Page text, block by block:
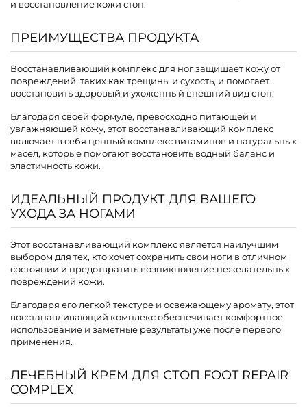
и восстановление кожи стоп.
ПРЕИМУЩЕСТВА ПРОДУКТА
Восстанавливающий комплекс для ног защищает кожу от
повреждений, таких как трещины и сухость, и помогает
восстановить здоровый и ухоженный внешний вид стоп.
Благодаря своей формуле, превосходно питающей и
увлажняющей кожу, этот восстанавливающий комплекс
включает в себя ценный комплекс витаминов и натуральных
масел, которые помогают восстановить водный баланс и
эластичность кожи.
ИДЕАЛЬНЫЙ ПРОДУКТ ДЛЯ ВАШЕГО
УХОДА ЗА НОГАМИ
Этот восстанавливающий комплекс является наилучшим
выбором для тех, кто хочет сохранить свои ноги в отличном
состоянии и предотвратить возникновение нежелательных
повреждений кожи.
Благодаря его легкой текстуре и освежающему аромату, этот
восстанавливающий комплекс обеспечивает комфортное
использование и заметные результаты уже после первого
применения.
ЛЕЧЕБНЫЙ КРЕМ ДЛЯ СТОП FOOT REPAIR
COMPLEX